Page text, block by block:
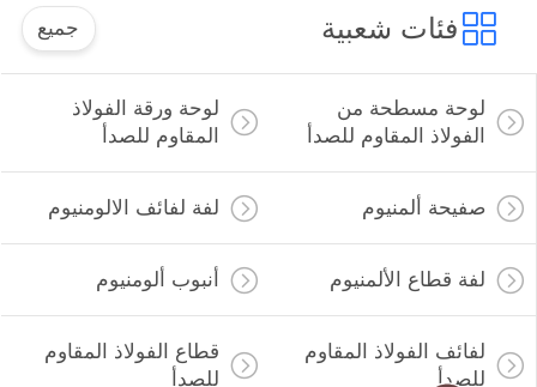
فئات شعبية جميع
لوحة مسطحة من
الفولاذ المقاوم للصدأ
لوحة ورقة الفولاذ
المقاوم للصدأ
صفيحة ألمنيوم لفة لفائف الالومنيوم
لفة قطاع الألمنيوم أنبوب ألومنيوم
لفائف الفولاذ المقاوم
للصدأ
قطاع الفولاذ المقاوم
للصدأ